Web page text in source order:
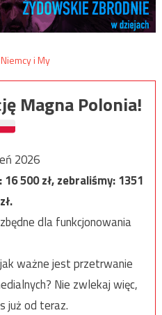
Magna Polonia!
2026
16 500zł, zebraliśmy:1351
zł.
dla funkcjonowania
ważne jest przetrwanie
Nie zwlekaj więc,
już od teraz.